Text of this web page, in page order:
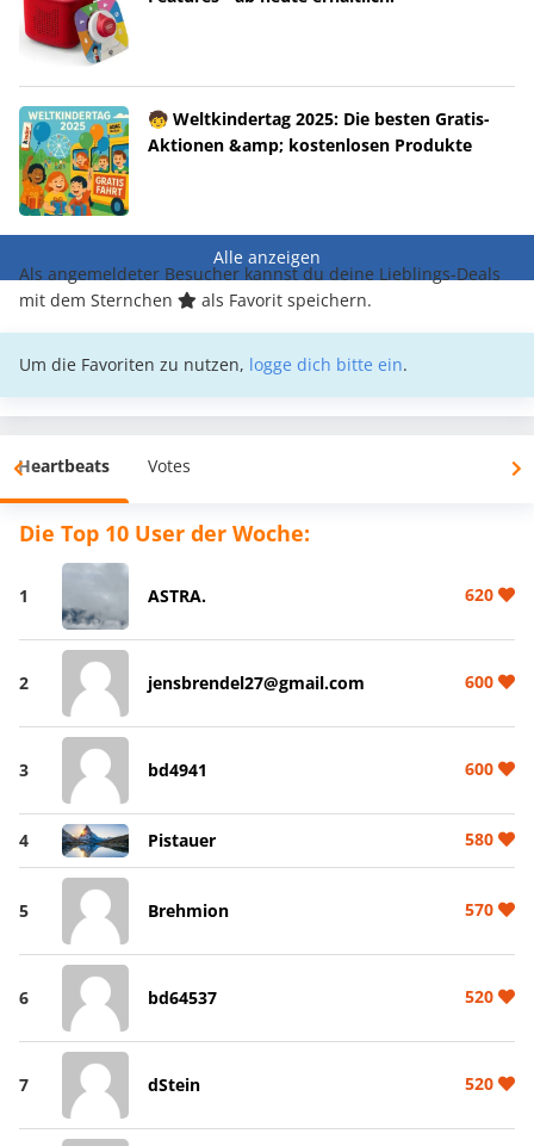
🧒 Weltkindertag 2025: Die besten Gratis-
Aktionen &amp; kostenlosen Produkte
Alle anzeigen
Als angemeldeter Besucher kannst du deine Lieblings-Deals
mit dem Sternchen
als Favorit speichern.
Um die Favoriten zu nutzen, logge dich bitte ein.
Heartbeats Votes
Die Top 10 User der Woche:
1 ASTRA. 620
2 jensbrendel27@gmail.com 600
3 bd4941 600
4 Pistauer 580
5 Brehmion 570
6 bd64537 520
7 dStein 520